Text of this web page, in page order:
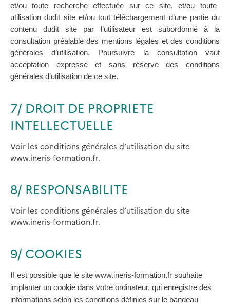
et/ou toute recherche effectuée sur ce site, et/ou toute
utilisation dudit site et/ou tout téléchargement d’une partie du
contenu dudit site par l’utilisateur est subordonné à la
consultation préalable des mentions légales et des conditions
générales d’utilisation. Poursuivre la consultation vaut
acceptation expresse et sans réserve des conditions
générales d’utilisation de ce site.
7/ DROIT DE PROPRIETE
INTELLECTUELLE
Voir les conditions générales d’utilisation du site
www.ineris-formation.fr.
8/ RESPONSABILITE
Voir les conditions générales d’utilisation du site
www.ineris-formation.fr.
9/ COOKIES
Il est possible que le site www.ineris-formation.fr souhaite
implanter un cookie dans votre ordinateur, qui enregistre des
informations selon les conditions définies sur le bandeau